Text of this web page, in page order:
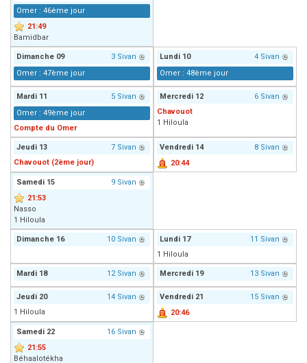
Omer : 46ème jour
21:49
Bamidbar
Dimanche 09
3 Sivan
Omer : 47ème jour
Lundi 10
4 Sivan
Omer : 48ème jour
Mardi 11
5 Sivan
Omer : 49ème jour
Compte du Omer
Mercredi 12
6 Sivan
Chavouot
1 Hiloula
Jeudi 13
7 Sivan
Chavouot (2ème jour)
Vendredi 14
8 Sivan
20:44
Samedi 15
9 Sivan
21:53
Nasso
1 Hiloula
Dimanche 16 10 Sivan Lundi 17
11 Sivan
1 Hiloula
Mardi 18 12 Sivan Mercredi 19 13 Sivan
Jeudi 20
14 Sivan
1 Hiloula
Vendredi 21
15 Sivan
20:46
Samedi 22
16 Sivan
21:55
Béhaalotékha